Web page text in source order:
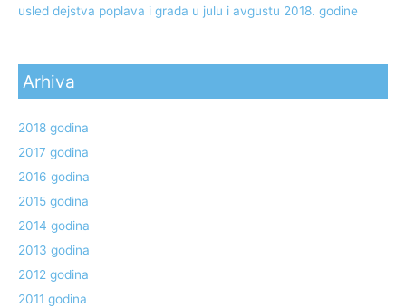
usled dejstva poplava i grada u julu i avgustu 2018. godine
Arhiva
2018 godina
2017 godina
2016 godina
2015 godina
2014 godina
2013 godina
2012 godina
2011 godina